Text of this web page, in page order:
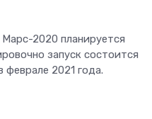
Марс-2020 планируется
запуск состоится
2021 года.